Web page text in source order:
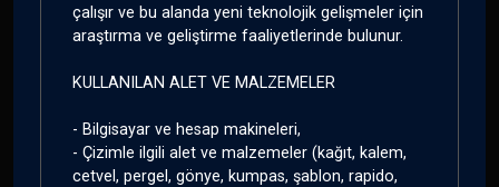
çalışır ve bu alanda yeni teknolojik gelişmeler için
araştırma ve geliştirme faaliyetlerinde bulunur.
KULLANILAN ALET VE MALZEMELER
- Bilgisayar ve hesap makineleri,
- Çizimle ilgili alet ve malzemeler (kağıt, kalem,
cetvel, pergel, gönye, kumpas, şablon, rapido,